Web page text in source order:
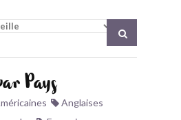
FONCTIONNE BLV ?
Pays
Anglaises